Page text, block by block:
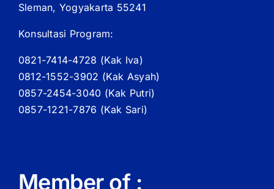
Sleman, Yogyakarta 55241
Konsultasi Program:
0821-7414-4728 (Kak Iva)
0812-1552-3902 (Kak Asyah)
0857-2454-3040 (Kak Putri)
0857-1221-7876 (Kak Sari)
Member of :